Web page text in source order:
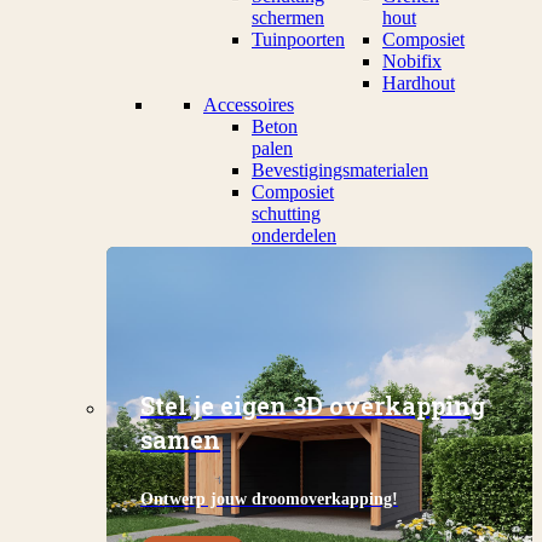
schermen
Tuinpoorten
hout
Composiet
Nobifix
Hardhout
Accessoires
Beton
palen
Bevestigingsmaterialen
Composiet
schutting
onderdelen
Stel je eigen 3D overkapping
samen
Ontwerp jouw droomoverkapping!